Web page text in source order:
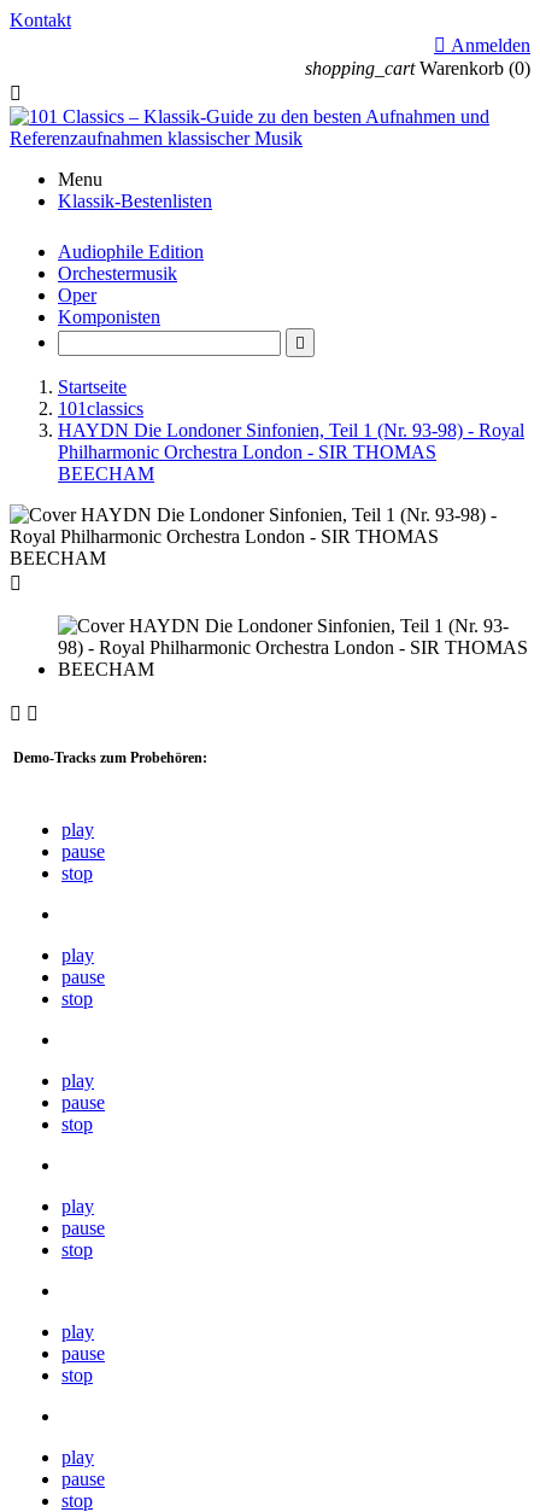
Kontakt
 Anmelden
shopping_cart Warenkorb (0)

Menu
Klassik-Bestenlisten
Audiophile Edition
Orchestermusik
Oper
Komponisten

Startseite
101classics
HAYDN Die Londoner Sinfonien, Teil 1 (Nr. 93-98) - Royal
Philharmonic Orchestra London - SIR THOMAS
BEECHAM

 
Demo-Tracks zum Probehören:
play
pause
stop
play
pause
stop
play
pause
stop
play
pause
stop
play
pause
stop
play
pause
stop